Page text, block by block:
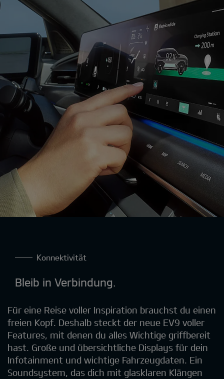
Konnektivität
Bleib in Verbindung.
Für eine Reise voller Inspiration brauchst du einen
freien Kopf. Deshalb steckt der neue EV9 voller
Features, mit denen du alles Wichtige griffbereit
hast. Große und übersichtliche Displays für dein
Infotainment und wichtige Fahrzeugdaten. Ein
Soundsystem, das dich mit glasklaren Klängen